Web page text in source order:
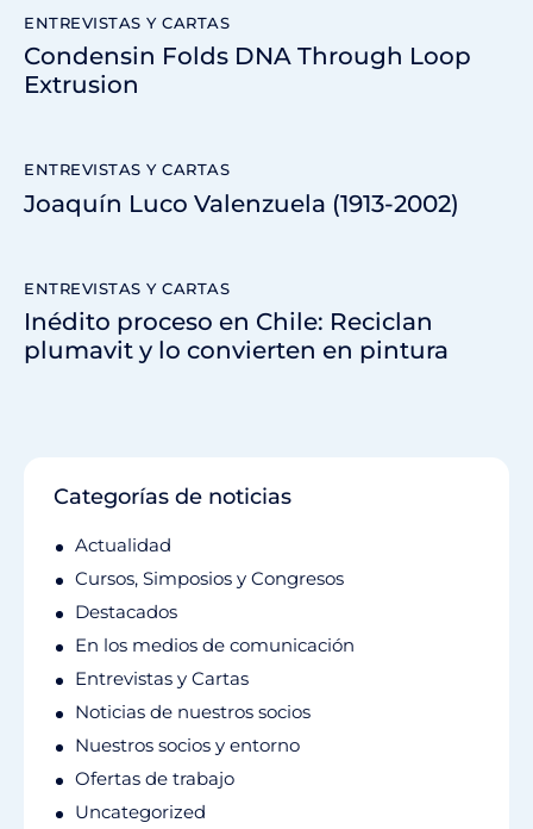
ENTREVISTAS Y CARTAS
Condensin Folds DNA Through Loop
Extrusion
ENTREVISTAS Y CARTAS
Joaquín Luco Valenzuela (1913-2002)
ENTREVISTAS Y CARTAS
Inédito proceso en Chile: Reciclan
plumavit y lo convierten en pintura
Categorías de noticias
Actualidad
Cursos, Simposios y Congresos
Destacados
En los medios de comunicación
Entrevistas y Cartas
Noticias de nuestros socios
Nuestros socios y entorno
Ofertas de trabajo
Uncategorized